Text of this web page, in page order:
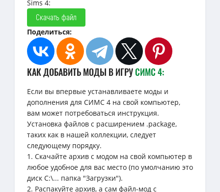
Sims 4:
Скачать файл
Поделиться:
КАК ДОБАВИТЬ МОДЫ В ИГРУСИМС 4:
Если вы впервые устанавливаете моды и
дополнения для СИМС 4 на свой компьютер,
вам может потребоваться инструкция.
Установка файлов с расширением .package,
таких как в нашей коллекции, следует
следующему порядку.
1. Скачайте архив с модом на свой компьютер в
любое удобное для вас место (по умолчанию это
диск C:\... папка "Загрузки").
2. Распакуйте архив, а сам файл-мод с